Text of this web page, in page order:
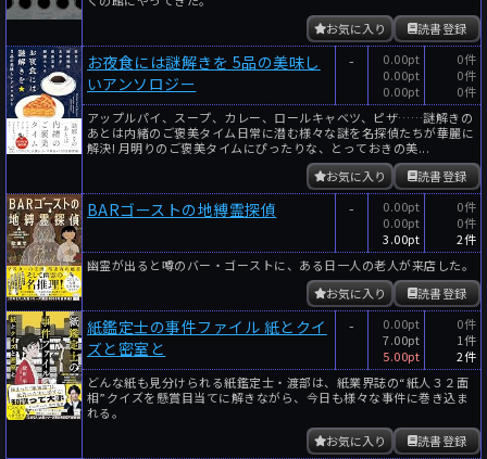
読書登録
お気に入り
お夜食には謎解きを 5品の美味し
いアンソロジー
-
0.00pt
0.00pt
0.00pt
0件
0件
0件
アップルパイ、スープ、カレー、ロールキャベツ、ピザ……謎解きの
あとは内緒のご褒美タイム日常に潜む様々な謎を名探偵たちが華麗に
解決! 月明りのご褒美タイムにぴったりな、とっておきの美...
読書登録
お気に入り
BARゴーストの地縛霊探偵 -
0.00pt
0.00pt
3.00pt
0件
0件
2件
幽霊が出ると噂のバー・ゴーストに、ある日一人の老人が来店した。
読書登録
お気に入り
紙鑑定士の事件ファイル 紙とクイ
ズと密室と
-
0.00pt
7.00pt
5.00pt
0件
1件
2件
どんな紙も見分けられる紙鑑定士・渡部は、紙業界誌の“紙人３２面
相”クイズを懸賞目当てに解きながら、今日も様々な事件に巻き込ま
れる。
読書登録
お気に入り